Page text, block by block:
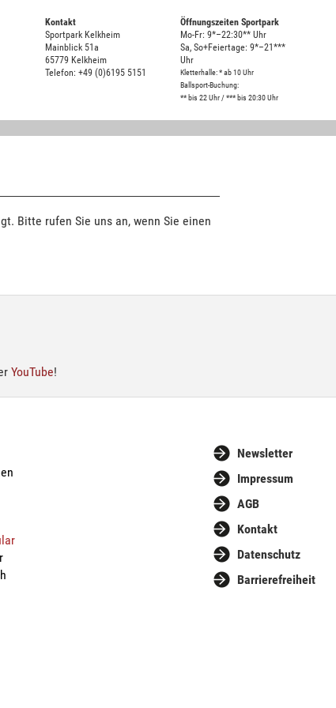
Kontakt
Sportpark Kelkheim
Mainblick 51a
65779 Kelkheim
Telefon: +49 (0)6195 5151
Öffnungszeiten Sportpark
Mo-Fr: 9*–22:30** Uhr
Sa, So+Feiertage: 9*–21***
Uhr
Kletterhalle: * ab 10 Uhr
Ballsport-Buchung:
** bis 22 Uhr / *** bis 20:30 Uhr
Bitte rufen Sie uns an, wenn Sie einen
YouTube!
Newsletter
Impressum
AGB
Kontakt
Datenschutz
Barrierefreiheit